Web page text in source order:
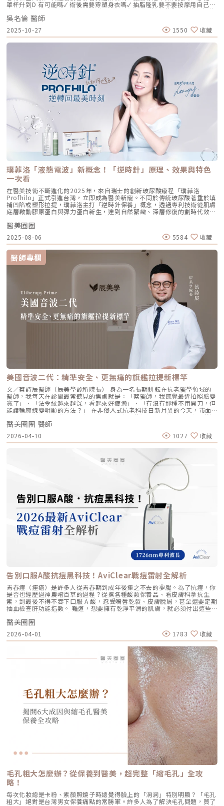
支撐與深層鎖水，改善鬆弛。 低分子量玻尿酸（L-HA）：作為傳遞信號的
分子，直接活化真皮層內的纖維母細胞，誘導膠原蛋白與彈力蛋白新生。這
種「1+1 > 2」的協同作用，讓 Profhilo 在進入皮膚後，能像液態電波一
樣迅速擴散，全面性地改善膚質。三、 3 種細胞與 5 種蛋白：解開「液態
電波」的逆齡關鍵在辰美學的診間，我常跟客戶解釋，Profhilo 就像是為
肌膚施加了一種「啟動指令」。它不僅僅是補水，而是啟動了「3+5 逆齡機
制」： 活化 3 種關鍵細胞： 纖維母細胞：這是皮膚的「膠原工廠」。 角質
胞：幫助恢復皮下組織的飽滿感，減緩隨著年齡增長的皮下萎縮。 啟動 5
種關鍵結構蛋白：包括 I 型、III 型、IV 型、VII 型膠原蛋白以及最關鍵的彈
力蛋白。這種全方位的重塑效果，能讓下顎線變清晰，讓細紋從底層淡化。
這就是為什麼它被暱稱為「液態電波」。電波是靠「熱能」刺激新生，而
Profhilo 是靠「生物分子信號」啟動新生。對於皮膚薄、怕痛或不適合高
能量儀器的客戶來說，這是一個非常理想的選擇。四、 蔡醫師的精準美
學：BAP 五點拉提點位解析施打 Profhilo 是一門藝術。我們採用國際標準
的 BAP（Bio Aesthetic Points）五點拉提打法，這五個點是避開重要血
管、精準對準臉部支撐結構的黃金位置： [1] 顴骨高點： 位於顴骨最突出的
地方，需離眼睛外側至少 2 公分。能像掛鉤一樣，為中臉提供向上向外的支
撐力。 [2] 鼻翼與瞳孔垂直線交界： 在鼻翼與耳廓之間畫出水平線，再從瞳
孔中線畫垂直線，兩線交交叉處作為注射點。能有效改善法令紋，飽滿面中
部。 [3] 耳廓下前緣： 位於耳廓下緣的前方約 1 公分處。是收緊臉部外側
輪廓、強化下頷線條的關鍵。 [4] 下頷嘴角交界： 在下巴中軸線的三分之一
處畫垂直線，再向唇角方向移動 1.5 公分。可以修飾木偶紋，改善嘴角下
垂。 [5] 下顎角前緣： 位於下顎角前側約 1 公分處。幫助拉緊腮幫子多餘
的鬆弛組織，讓下顎線條清晰。五、 哪些部位最適合 Profhilo 逆時針？
Profhilo 逆時針之所以能成為抗老界的寵兒，不僅是因為它的成分純淨，
更因為它解決了傳統醫美難以觸及的「盲區」。它不靠體積填充，而是透過
「液態拉皮」的概念，從根本提升肌膚彈性。以下四個部位是我在臨床運用
中最推薦的：1. 臉部液態拉皮：BAP 五點精準誘導這是 Profhilo 的核心應
用。與傳統玻尿酸增加臉部「厚重感」或「體積支撐」的邏輯完全不同，
Profhilo 本質上是液態拉皮。我們採用國際標準的 BAP（Bio Aesthetic
Points）五點注射法，這五個點是避開重要血管、精準將玻尿酸導入真皮層
的黃金位置： 顴骨高點：啟動中臉肌膚的生物重塑，優化張力。 鼻翼瞳孔
交界：透過提升肌膚彈力，自然弱化法令紋的視覺感。 耳廓下前緣：強化
臉部外側緊緻度，讓輪廓不再鬆垮。 下頷嘴角交界：改善嘴角周圍的鬆
弛，恢復皮膚原有的拉力。 下顎角前緣：誘導彈力蛋白新生，收緊下頷邊
緣的曲線。這五個點位並非用來「填充凹陷」，而是作為信號啟動點，讓玻
尿酸在皮下如水幕般擴散，誘導彈力蛋白大量新生，像是在皮下植入了一層
隱形的「彈力網」，讓下顎線與中臉自然回歸緊緻狀態。2. 火雞頸與橫向頸
紋：修復彈力纖維的救星頸部皮膚極薄，且缺乏支撐結構，老化多半是因為
彈力纖維斷裂。傳統填充型玻尿酸因為有化學交聯，施打後容易因重力或皮
膚過薄而產生凸起（毛毛蟲現象）。Profhilo 具備極佳的流動性，能均勻
滲透進頸部真皮層，不是填平皺紋，而是從底層重塑頸部肌膚的厚度與張
力，是目前改善頸部質感的首選。3. 手背（雞爪手）：重建真皮層的緊實度
雙手最容易因彈力蛋白流失而顯得乾癟、血管明顯。Profhilo 透過「非填
充」的方式，啟動手背肌膚的自我修復機制。它不僅是補水，更是透過生物
重塑增加組織的彈性與結構感，讓手背肌膚恢復細緻平滑，找回如少女般優
雅的肌膚張力。4. 口周細紋：自然軟化而不僵硬對於愛笑或年長客戶常見的
唇周紋，若使用傳統填充物，常會因為增加了體積而讓表情變得僵硬。
Profhilo 透過液態拉皮的原理，在不改變五官比例的前提下，誘導唇周肌
膚新生彈力蛋白，從底層「軟化」細小紋路，讓整個人看起來更加柔和、自
然。六、 蔡醫師的診間建議：如何規劃妳的「逆時針」計畫？在辰美學，
我們追求的是「長效且細膩」的美，而非瞬間的煙火式改變。針對初次接觸
Profhilo 逆時針 的客戶，我通常會建議以「週期性重塑」的方式來規劃妳
的專屬美學地圖：1. 基礎療程：建議至少進行 2 至 3 次為了達到最佳的彈
力蛋白新生與肌底環境優化，單次施打僅是啟動信號，完整的重塑需要時間
堆疊： 啟動期（第 1 次與第 2 次）： 建議間隔 1 個月施打。這兩次密集的
治療能確保高濃度玻尿酸在真皮層內建立穩固的擴散網絡，全面活化纖維母
細胞。 強化期（第 2 次與第 3 次）： 建議間隔3到6個月進行第三次施打。
這是一個關鍵的鞏固點，能延續細胞的再生信號，讓拉皮效果更具層次感。
維持期： 經過這 3 次完整的週期療程後，肌膚的緊緻度與細緻質感通常可
以維持九個月左右的時間。2.術後照護：輕盈無負擔的修復由於 Profhilo
是極高純度的玻尿酸且不含化學交聯劑，術後反應極輕。只需在 24 小時內
避免劇烈運動與高溫環境（如溫泉、蒸氣室、高溫瑜伽），其餘日常生活、
上妝均不受影響，非常適合行程滿檔的都會女性。結語：美，是找回妳原本
的自然光采抗老不應該是「加法」，而是「還原」。Profhilo 逆時針的哲
學與辰美學的理念不謀而合：我們不希望客戶變得不像自己，我們希望妳在
未來的日子裡，依然保有那份緊緻、透亮的彈力美感。妳不需要厚重的粉底
來遮蓋疲態，因為最美的底妝，就是妳健康的真皮層。如果妳也想體驗這種
「由內而外」的重塑感，歡迎來到辰美學，讓我們為妳量身定制專屬的逆齡
處方箋。「詳細內容請詳見辰美學官網」
罩杯升到D 有可能嗎✓ 術後需要穿塑身衣嗎✓ 抽脂隆乳要不要按摩用自己的
脂肪 打造柔軟真實的胸型適合誰 怎麼做 最有效將給妳完整觀念與安心評估
依據重點摘要：0:00 #她說他說0:40 #自體脂肪隆乳v.s.#假體隆乳 想要哪
一樣？1:02 關於手術安全性 #自體隆乳2:12 不同的抽脂方式 #脂肪存活率
會一樣嗎？3:16 關於抽脂安全 #脂肪栓塞問題 ？4:09 關於手術安全性 #矽
膠隆乳相關影片：• 罩杯升級前必看，自體脂肪豐胸解析！ EP20• 男生
女乳好尷尬，胸部困擾的隱藏原因你有嗎？ EP24• 抽就對了？抽脂局部雕
@aclinichttps://lin.ee/zGPja49▼詢問整形大小事https://answer-
clinic.com/▼詢問皮膚大小事https://answer-skin.com/▼詢問變美大小
事https://answer-skincare.com/安瑟美膚整形外科診所
FBhttps://www.facebook.com/AnswerClinic安瑟美膚整形外科診所
IGhttps://www.instagram.com/aclinic.group/吳名倫醫師：Dr.Allen 整
形醫美體塑學苑https://www.facebook.com/drallenbody吳名倫醫師
IGhttps://www.instagram.com/psdr_allen/安瑟美膚整形外科診所地
址：臺北市大安區安和路一段113號2樓之1電話：（02）7709-9398
吳名倫 醫師
2025-10-27 1550 收藏
璞菲洛「液態電波」新概念！「逆時針」原理、效果與特色
一次看
在醫美技術不斷進化的2025年，來自瑞士的創新玻尿酸療程「璞菲洛
Profhilo」正式引進台灣，立即成為醫美新寵。不同於傳統玻尿酸著重於填
補凹陷或塑形拉提，璞菲洛主打「逆時針保養」概念，透過專利技術從肌膚
底層啟動膠原蛋白與彈力蛋白新生，達到自然緊緻、深層修復的劃時代效
果。 Profhilo更邀請郭台銘夫人曾馨瑩擔任形象大使，迅速成為市場焦
點。我們將帶你全面認識這項創新療程，從作用原理、五大特色到適合對象
與常見問題，一次搞懂「逆時針玻尿酸」的魅力！ 璞菲洛Profhilo是什
麼？ 璞菲洛是一項注射型玻尿酸產品，由瑞士IBSA研發，正式名稱為「高
低分子玻尿酸皮下植入劑」，在台灣獲得衛福部核准，俗稱為「逆時針」。
與傳統玻尿酸不同，璞菲洛不以填補凹陷為目的，而是透過生物重塑（bio-
remodeling）方式，喚醒肌膚自身的修復機能，促進膠原蛋白和彈力蛋白
的生成，達到自然緊緻與改善膚質的效果。璞菲洛Profhilo的五大特色璞菲
洛之所以能引發醫美界關注，主要在於它與傳統玻尿酸有著本質上的不同，
透過獨特技術從根本上改善肌膚狀態。以下是璞菲洛最突出的五大特色：1.
獨特「生物重塑」機制：啟動膠原與彈力蛋白再生璞菲洛的核心技術採用專
利高、低分子量玻尿酸複合配方，在不添加交聯劑的情況下，能刺激皮膚深
層的纖維母細胞、角質細胞和脂肪細胞，促使膠原蛋白和彈力蛋白大量新
生，從源頭改善肌膚鬆弛與老化問題。2. 全面改善膚況：不只填補，更提升
整體膚質有別於傳統玻尿酸的局部填充，璞菲洛注射後會均勻擴散至皮膚的
真皮層與皮下組織。這使得它能全面性地改善肌膚，包括： 提升肌膚緊實
度與彈性 深層補水、改善乾燥與粗糙 減少細紋、改善膚色不均3. 自然柔和
的效果：告別「饅化臉」璞菲洛的質地較輕盈、流動性高，主要作用提升肌
膚本身的飽滿度與光澤，而不是增加額外體積。因此，能帶來自然、柔和的
改善效果，避免了傳統填充劑可能導致的僵硬或「饅化」現象，讓你看起來
就像是膚況變好了，而不是動了手腳。4. 獨創 BAP 五點注射技術：療程更
舒適、更快速採用獨家的 BAP (Bio Aesthetic Points) 五點注射技術。醫師
只需在臉部兩側各選擇五個精準的生物美學點進行注射，就能讓玻尿酸均勻
擴散至全臉。這大大減少了注射的針數和疼痛感，也降低了術後瘀青和腫脹
的機率，讓療程更加舒適、快速。5. 高濃度、不含交聯劑：安全性高、低發
炎風險以高濃度玻尿酸為主要成分，且製程中不使用任何化學交聯劑，能有
效降低注射後的發炎反應與過敏風險。同時，也經過多項國際認證，確保了
產品的純淨與安全性。逆時針（Profhilo） vs. 傳統玻尿酸比較 療程名稱
逆時針 (Profhilo) 傳統玻尿酸填充劑 主要功能 「生物重塑」(Bio-
remodeling)， 刺激膠原蛋白和彈力蛋白再生，從根本改善膚質 「填充」
和「支撐」， 用於填補凹陷、雕塑輪廓 成分組成 專利技術結合高低分子玻
尿酸， 64mg/2ml 高濃度，無交聯劑 玻尿酸會添加交聯劑，以增加黏度和
支撐力， 能維持體積不被快速分解 作用機制 注射後會均勻擴散至皮膚深
個人體質而異） 值得一提的是，它不像音波拉提需要靠機器操作、產生熱
能導致術後紅腫，也不會像玻尿酸填充容易造成過度膨脹的人工感，而是像
「智慧型保養」，漸進式修復你的肌膚底層架構。哪些人適合做璞菲洛？
Profhilo不僅適合輕熟女族群，也非常適合希望改善整體膚況、延緩老化的
人。尤其推薦給以下族群： 面臨初老症狀者： 臉部、頸部或手部出現細
紋、輕微鬆弛，以及肌膚彈性下降、缺乏緊實感的人。 膚質困擾者： 肌膚
乾燥、毛孔粗大、膚色不均或膚質粗糙，希望透過深層保濕來全面提升膚況
的人。 追求自然效果者： 不希望外觀有大幅度改變，只想透過自然、漸進
的方式讓自己看起來更年輕、更有氣色。 對其他療程敏感者： 曾對雷射、
能量儀器等療程反應較大，或希望尋找一種低風險、低修復期的保養方式。
忙碌但仍想維持好氣色的族群非常友善。璞菲洛療程建議與效果說明璞菲洛
建議以三次療程為一完整週期，前兩次治療間隔約30天，第三次則可延長至
4至6個月後進行。必要時，醫師會根據患者肌膚老化程度，評估是否安排加
強治療，以達到最佳效果。大部分患者在首次治療後約2至4週，能感受到肌
膚保濕度提升與質感柔嫩。完整療程結束後，肌膚彈性、細緻度與毛孔緊實
度明顯改善，效果可維持數月，期間因人而異，與個人膚質及保養習慣相
關。針對肌膚老化較嚴重的患者，醫師會提供客製化療程方案，確保治療成
效符合期待。為何完成完整療程後仍需定期補打？雖然Profhilo在第一年完
成三次療程後，可促進皮膚彈力蛋白的新生，但其成分會在體內逐漸代謝，
約在施打後28天開始減少。儘管如此，Profhilo所啟動的生物刺激作用能持
續約3個月左右。隨著時間流逝，皮膚的保濕度與細胞活化功能會逐漸降
低，肌膚質感可能回復至治療前的狀態。加上年齡增長與環境壓力，皮膚細
胞活力下降，因此建議每3至4個月進行一次補打，持續激活肌膚，維持年輕
健康。一項針對40至65歲受試者的研究顯示，接受兩次Profhilo注射（間
隔30天）後，在1個月與4個月的評估中，皮膚彈性與保濕度均有顯著提
升，且效果可維持至少4個月。受試者自我評估亦反映皺紋減少、肌膚更緊
緻，印證持續治療的重要性。（參考來源：Sparavigna et al., 2022）璞
菲洛療程前後注意事項術前： 停止服用抗凝血藥物（如阿斯匹靈、維他命
E） 治療當天避免化妝、飲酒 保持作息規律，避免熬夜與重度壓力術後：
24小時內避免按摩施打部位 三天內避免劇烈運動與三溫暖 一週內避免臉部
熱敷與刺激性護膚產品 建議加強保濕、防曬，幫助效果延長璞菲洛副作用
與風險Profhilo屬於非交聯玻尿酸，不含化學交聯劑，生物相容性極佳，副
作用相對少。常見輕微反應包括： 注射處短暫腫脹、微紅 局部輕微瘀青
（數日內可自行消退） 極少數人可能會有輕微搔癢或壓痛感，通常在數天
內緩解※ 選擇合法診所與原廠授權產品，是避免療程風險最關鍵的因素。
為什麼 Profhilo 成為新一代醫美趨勢？隨著醫美觀念的演變，越來越多人
追求自然、柔和的改善效果，不希望臉部看起來僵硬或過度膨脹。Profhilo
與傳統填充型療程最大的不同，在於它獨特的「重建」式作用。Profhilo
並非單純地填補，而是將高濃度玻尿酸均勻分布於肌膚真皮層，從底層刺激
膠原蛋白與彈力蛋白新生，啟動肌膚的自我修復能力，讓效果柔和自然，能
有效降低傳統填充物可能帶來的異物感，也更貼近肌膚自然老化的邏輯。此
外，Profhilo 完美契合了當前醫美市場「微侵入式」與「預防型保養」的
趨勢。它填補了日常保養品與侵入式手術之間的空缺，不需像肉毒桿菌那樣
醫美圈圈
2025-08-06 5584 收藏
醫師專欄
美國音波二代：精準安全、更無痛的旗艦拉提新標竿
文／蔡詩辰醫師（辰美學診所院長） 身為一名長期耕耘在抗老醫學領域的
醫師，我每天在診間最常聽見的焦慮就是：「蔡醫師，我感覺最近拍照臉變
寬了」、「法令紋越來越深，看起來好疲憊」、「有沒有那種不用開刀，但
能讓輪廓線變明顯的方法？」 在非侵入式抗老科技日新月異的今天，市面
上的音波儀器琳瑯滿目。但每當病患詢問我最信任哪一台儀器時，我的首選
始終是 Ultherapy 美國音波。而在 2026 年的現在，隨著 Ultherapy
Prime（美音二代） 的問世，醫美界正式進入了「精準醫療」的新紀元。這
篇文章，我將以專業醫師的角度，深度拆解為什麼美音二代會成為我臨床治
療的核心，以及它如何重新定義抗老的黃金標準。一、 為什麼「看得到」
跟病患分享一個觀念：音波拉提不是「能量越強越好」，而是「能量要打在
對的地方」。每個人的皮膚厚度、皮下脂肪分布、筋膜層（SMAS）的深
度，甚至是神經血管的走勢都完全不同。即便是在同一個人的臉上，左側與
右側的組織密度也存在差異。傳統的音波療程多半屬於「盲打」，醫師只能
憑藉經驗去推測深度，這就像是在迷霧中航行，風險與不穩定性自然較高。
1.1 精準醫療的「透視眼」最新的Ultherapy Prime 美國音波二代搭載了升
級版 DeepSEE® 即時影像技術。在施打的每一條能量時，我都能透過 2X 高
清螢幕清晰地看見病患當下的組織層級。這意味著： 避開神經與骨頭：大
幅降低因能量落點錯誤導致的劇痛或副作用。 精準鎖定 SMAS 筋膜層：確
保每一發熱凝結點都精確落在支撐輪廓的關鍵地基上。 即時監控探頭貼合
度：防止因貼合不全導致的表皮燙傷。二、 三種鬆弛型態：妳需要的是
「拉提」還是「緊緻」？很多客人到診間會直接說：「我要打音波。」但我
通常會先進行細緻的觸診與影像觀察，因為「鬆弛」其實分為不同層次。如
果診斷錯誤，治療效果就會大打折扣。我將臉部老化歸納為三種主要型態，
並給予不同的客製化建議：2.1 筋膜鬆弛型（結構下垂）這是最適合美國音
墜。這類問題的根源在於 SMAS 筋膜層失去張力，需要透過美音二代深達
4.5mm 的聚焦能量，從地基進行「拉提」。2.2 表皮鬆弛型（膚質鬆軟）
如果妳覺得臉部皮膚軟爛、毛孔粗大、布滿細紋，這通常是真皮層膠原蛋白
流失。此時我會建議以「無雙電波」或「鳳凰電波」為主，強化表層的「緊
緻」，若能搭配美音二代 1.5mm 或 3.0mm 的探頭進行分層治療，效果會
更全面。2.3 脂肪下移型（贅肉堆積）有些人老化表現是法令紋上方擠出一
塊肉，或是出現明顯的雙下巴。這類族群除了筋膜拉提，還需要美音二代對
脂肪組織產生的微熱效應來進行收斂，收緊鬆贅組織，恢復線條的俐落感。
三、 關於痛感與效果：二代真的不一樣嗎？「醫師，聽說美國音波非常
痛，是真的嗎？」這是許多客人心中的陰影。的確，第一代美國音波因其能
量輸出極為強悍扎實，對某些痛感較敏感的客人來說確實是一大挑戰。但
Ultherapy Prime（美音二代）在 2026 年能被醫美圈推崇，關鍵就在於它
大幅優化了「舒適度」。3.1 減痛技術的優化美音二代優化了能量輸出的波
型與頻率，使熱能釋放更加穩定均勻。在臨床操作中，我發現客人的耐受度
顯著提升，不再需要像早期那樣「痛到想哭」。 見效時間：治療當下因組
織受熱收縮，會有 10-20% 的即時拉提感。真正的巔峰效果會在術後 2–3
個月，隨著膠原蛋白的大量新生，輪廓會日益清晰。 維持時間：在規律的
生活作息下，一次優良的治療效果可維持 12–18 個月。四、 蔡醫師的減齡
處方箋：美音二代的精準佈點很多診所標榜「破千條」的音波，但我始終堅
持：條數不是越多越好，精準度才是關鍵。過多的能量可能造成脂肪萎縮
（臉凹），過少則無感。在辰美學，我會根據每一位客人的臉型厚薄、鬆弛
程度，規劃專屬的能量地圖。以下是 2026 年我常用的建議處方： 施作區
更好的「精緻度」，我常會建議在音波拉提後，搭配再生針（瑞德喜）進行
外輪廓的固定，或是以「混合式填充」補足流失的骨架支撐。這種「由內拉
提、由外固定」的複合思維，才是現代抗老的趨勢。五、 2026 醫美行情與
避坑建議當妳搜尋「美國音波二代價格」時，會發現市場行情落差很大。身
為醫師，我必須提醒大家，費用背後包含的是原廠探頭成本、儀器維護、以
及最重要的「醫師的技術與判讀經驗」。 認明原廠授權：施打前請掃描儀
器與探頭 QR Code，確保非水貨或非法翻新探頭。 選擇認證醫師：音波拉
提需要精準的解剖學知識，只有受過原廠培訓的醫師，才能在「安全邊界
內」將能量發揮到極致。六、 結語：愛美，是為了成就更好的自己我常
醫美圈圈 醫師
2026-04-10 1027 收藏
告別口服A酸抗痘黑科技！AviClear戰痘雷射全解析
青春痘（痤瘡）是許多人從青春期到成年後揮之不去的夢魘。為了抗痘，你
是否也經歷過神農嚐百草的過程？從擦各種酸類保養品、看皮膚科拿抗生
素，到最後不得不吞下口服 A 酸，忍受嘴唇乾裂、皮膚脫屑，甚至還要定期
抽血檢查肝功能指數。 難道，想要擁有乾淨平滑的肌膚，就必須付出這些
代價嗎？ 隨著醫學美容科技的進步，抗痘治療終於迎來了劃時代的突破。
全球首款獲得美國 FDA 認證，專門針對「皮脂腺」進行治療的 AviClear 戰
痘雷射 正式問世。它主打不需依賴藥物、無嚴重副作用，透過專利
1726nm 波長雷射，從根源「關閉」過度活躍的皮脂腺。 這篇文章將帶你
全面深入了解 AviClear 戰痘雷射的作用原理、與傳統治療的差異、療程細
節以及真實的術後效果，幫助你評估這項抗痘黑科技是否適合自己。為什麼
痘痘總是反覆發作？看懂萬惡之源「皮脂腺」在認識 AviClear 戰痘雷射之
前，我們必須先了解痘痘（痤瘡）究竟是怎麼形成。青春痘的生成機制主要
包含四大關鍵： 皮脂分泌過盛：受到賀爾蒙、壓力、飲食或基因影響，皮
脂腺製造出過多的油脂。 毛囊角化異常：老廢角質無法正常代謝，與油脂
混合後堵塞毛孔，形成粉刺。 痤瘡桿菌增生：堵塞的無氧毛孔成為痤瘡桿
菌（C. acnes）的溫床，細菌大量繁殖。 發炎反應：細菌代謝物引發免疫
反應，導致紅腫、化膿，形成嚴重的囊腫型或膿皰型痘痘。在這四個環節
中，「皮脂分泌過盛」是啟動後續一連串災難的開關。傳統的治療方式，如
抗生素主要針對殺菌；外用酸類主要針對去角質。唯有口服 A 酸能夠有效抑
制皮脂腺分泌，這也是為什麼口服 A 酸過去被視為治療嚴重痘痘的終極武
器。然而，口服 A 酸伴隨著全身性的副作用。而 AviClear 戰痘雷射的誕
生，就是為了一次解決這個痛點：我們能不能在不吃藥的情況下，精準且長
效地控制皮脂腺？什麼是 AviClear 戰痘雷射？解密 1726nm 的物理奇蹟
AviClear 戰痘雷射是一台利用特定波長光能來治療痤瘡的醫療儀器。它的核
心技術在於突破性的1726nm 波長雷射。1. 為什麼是 1726nm 波長？「專
吃油脂」的標靶治療在雷射醫學中，不同的波長會被不同的目標物（如黑色
素、血紅素、水分）吸收。1726nm 這個波長非常特殊，它在人體組織
中，被皮脂（油脂）吸收的效率，大約是被水分吸收的 2 倍。當 AviClear
的雷射光束打入真皮層時，能量會精準地被富含油脂的「皮脂腺」大量吸
收，進而產生熱能。這些熱能會破壞過度活躍的皮脂腺細胞，變得萎縮、分
泌量大幅下降。當沒有過多的油脂，毛孔就不易堵塞，痤瘡桿菌也失去了生
存的養分，痘痘自然就失去了生長的溫床。2. AviCool™ 藍寶石冷卻系統：
醫美圈圈
2026-04-01 1783 收藏
毛孔粗大怎麼辦？從保養到醫美，超完整「縮毛孔」全攻
略！
每次化妝總是卡粉、素顏照鏡子時總覺得臉上的「洞洞」特別明顯？「毛孔
粗大」絕對是台灣男女保養痛點的常勝軍。許多人為了解決毛孔問題，買了